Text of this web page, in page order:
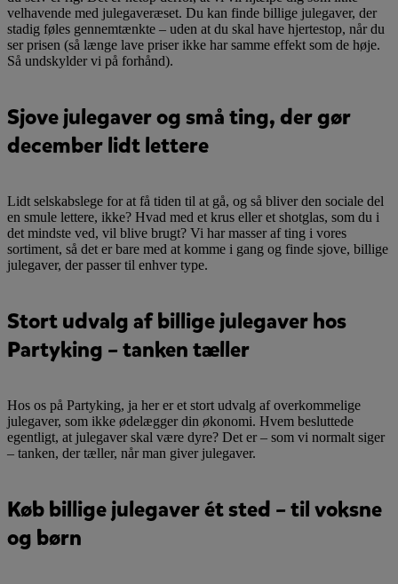
velhavende med julegaveræset. Du kan finde billige julegaver, der
stadig føles gennemtænkte – uden at du skal have hjertestop, når du
ser prisen (så længe lave priser ikke har samme effekt som de høje.
Så undskylder vi på forhånd).
Sjove julegaver og små ting, der gør
december lidt lettere
Lidt selskabslege for at få tiden til at gå, og så bliver den sociale del
en smule lettere, ikke? Hvad med et krus eller et shotglas, som du i
det mindste ved, vil blive brugt? Vi har masser af ting i vores
sortiment, så det er bare med at komme i gang og finde sjove, billige
julegaver, der passer til enhver type.
Stort udvalg af billige julegaver hos
Partyking – tanken tæller
Hos os på Partyking, ja her er et stort udvalg af overkommelige
julegaver, som ikke ødelægger din økonomi. Hvem besluttede
egentligt, at julegaver skal være dyre? Det er – som vi normalt siger
– tanken, der tæller, når man giver julegaver.
Køb billige julegaver ét sted – til voksne
og børn